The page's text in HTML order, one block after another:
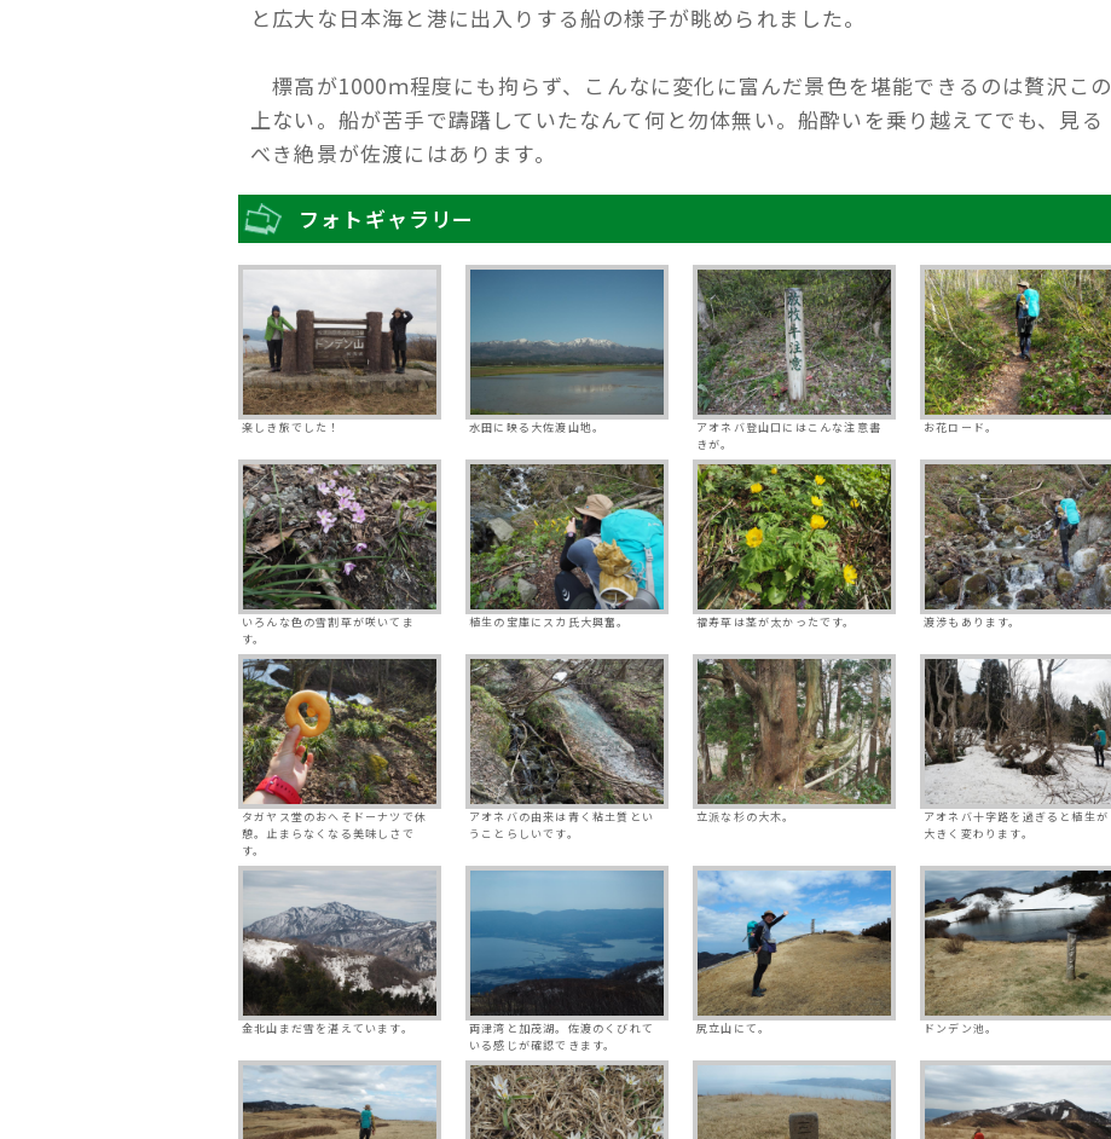
と広大な日本海と港に出入りする船の様子が眺められました。
標高が1000ｍ程度にも拘らず、こんなに変化に富んだ景色を堪能できるのは贅沢この
上ない。船が苦手で躊躇していたなんて何と勿体無い。船酔いを乗り越えてでも、見る
べき絶景が佐渡にはあります。
フォトギャラリー
楽しき旅でした！ 水田に映る大佐渡山地。
アオネバ登山口にはこんな注意書
きが。
お花ロード。
いろんな色の雪割草が咲いてま
す。
植生の宝庫にスカ氏大興奮。 福寿草は茎が太かったです。 渡渉もあります。
タガヤス堂のおへそドーナツで休
憩。止まらなくなる美味しさで
す。
アオネバの由来は青く粘土質とい
うことらしいです。
立派な杉の大木。
アオネバ十字路を過ぎると植生が
大きく変わります。
金北山まだ雪を湛えています。
両津湾と加茂湖。佐渡のくびれて
いる感じが確認できます。
尻立山にて。 ドンデン池。